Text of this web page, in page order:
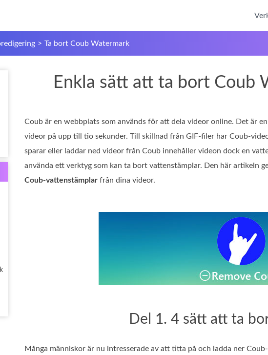
> Ta bort Coub Watermark
Enkla sätt att ta bort Coub
Coub är en webbplats som används för att dela videor online. Det är
videor på upp till tio sekunder. Till skillnad från GIF-filer har
sparar eller laddar ned videor från Coub innehåller videon dock en
använda ett verktyg som kan ta bort vattenstämplar. Den här artikeln
Coub‑vattenstämplar från dina videor.
Del 1. 4 sätt att ta
Många människor är nu intresserade av att titta på och ladda ner